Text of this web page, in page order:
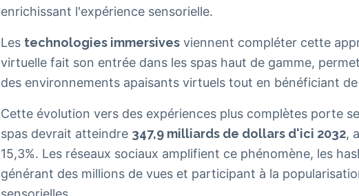
enrichissant l'expérience sensorielle.
Les technologies immersives viennent compléter cette
virtuelle fait son entrée dans les spas haut de gamme,
des environnements apaisants virtuels tout en bénéficiant de
Cette évolution vers des expériences plus complètes porte
spas devrait atteindre 347,9 milliards de dollars d'ici 2032,
15,3%. Les réseaux sociaux amplifient ce phénomène, les
générant des millions de vues et participant à la